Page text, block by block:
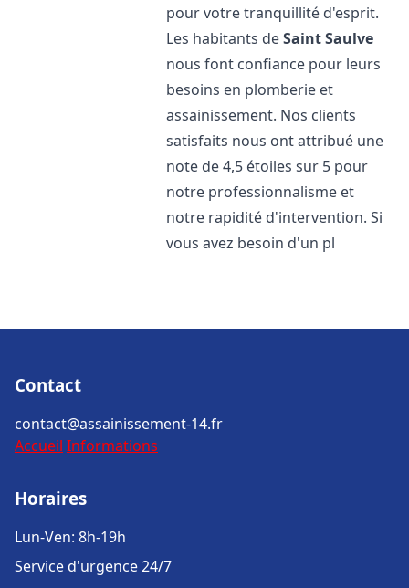
pour votre tranquillité d'esprit.
Les habitants deSaint Saulve
nous font confiance pour leurs
besoins en plomberie et
assainissement. Nos clients
satisfaits nous ont attribué une
note de 4,5 étoiles sur 5 pour
notre professionnalisme et
notre rapidité d'intervention. Si
vous avez besoin d'un pl
Contact
contact@assainissement-14.fr
Accueil Informations
Horaires
Lun-Ven: 8h-19h
Service d'urgence 24/7